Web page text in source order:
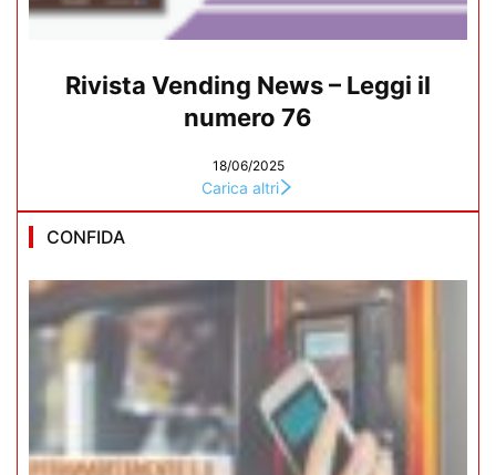
Rivista Vending News – Leggi il
numero 76
18/06/2025
Carica altri
CONFIDA